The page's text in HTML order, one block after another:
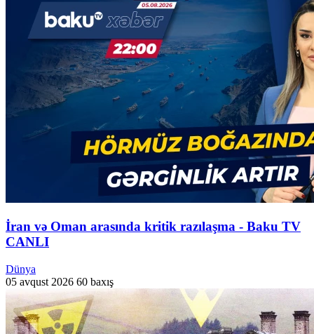
İran və Oman arasında kritik razılaşma - Baku TV
CANLI
Dünya
05 avqust 2026 60 baxış